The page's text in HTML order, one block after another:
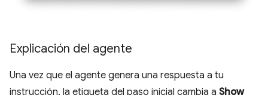
Explicación del agente
Una vez que el agente genera una respuesta a tu
instrucción, la etiqueta del paso inicial cambia a Show